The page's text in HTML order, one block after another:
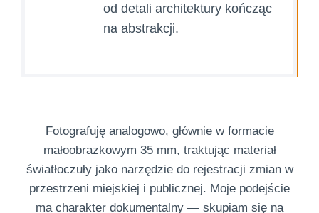
od detali architektury kończąc
na abstrakcji.
Fotografuję analogowo, głównie w formacie
małoobrazkowym 35 mm, traktując materiał
światłoczuły jako narzędzie do rejestracji zmian w
przestrzeni miejskiej i publicznej. Moje podejście
ma charakter dokumentalny — skupiam się na